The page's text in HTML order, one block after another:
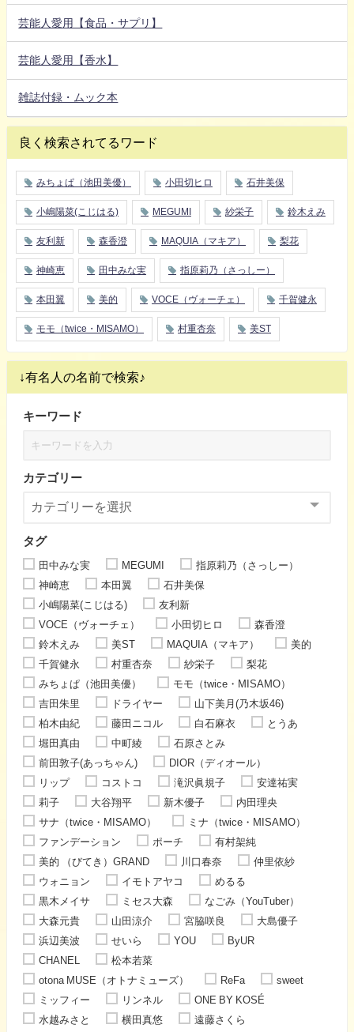
芸能人愛用【食品・サプリ】
芸能人愛用【香水】
雑誌付録・ムック本
良く検索されてるワード
みちょぱ（池田美優） 小田切ヒロ 石井美保
小嶋陽菜(こじはる) MEGUMI 紗栄子 鈴木えみ
友利新 森香澄 MAQUIA（マキア） 梨花
神崎恵 田中みな実 指原莉乃（さっしー）
本田翼 美的 VOCE（ヴォーチェ） 千賀健永
モモ（twice・MISAMO） 村重杏奈 美ST
↓有名人の名前で検索♪
キーワード
カテゴリー
タグ
田中みな実 MEGUMI
指原莉乃（さっしー）
神崎恵
本田翼
石井美保
小嶋陽菜(こじはる)
友利新
VOCE（ヴォーチェ）
小田切ヒロ
森香澄
鈴木えみ
美ST MAQUIA（マキア）
美的
千賀健永
村重杏奈 紗栄子
梨花
みちょぱ（池田美優）
モモ（twice・MISAMO）
吉田朱里
ドライヤー
山下美月(乃木坂46)
柏木由紀
藤田ニコル 白石麻衣
とうあ
堀田真由
中町綾
石原さとみ
前田敦子(あっちゃん)
DIOR（ディオール）
リップ
コストコ 滝沢眞規子
安達祐実
莉子
大谷翔平 新木優子
内田理央
サナ（twice・MISAMO）
ミナ（twice・MISAMO）
ファンデーション
ポーチ
有村架純
美的 （びてき）GRAND
川口春奈
仲里依紗
ウォニョン
イモトアヤコ
めるる
黒木メイサ
ミセス大森
なごみ（YouTuber）
大森元貴
山田涼介 宮脇咲良
大島優子
浜辺美波
せいら YOU
ByUR
CHANEL
松本若菜
otona MUSE（オトナミューズ）
ReFa
sweet
ミッフィー
リンネル
ONE BY KOSÉ
水越みさと
横田真悠 遠藤さくら